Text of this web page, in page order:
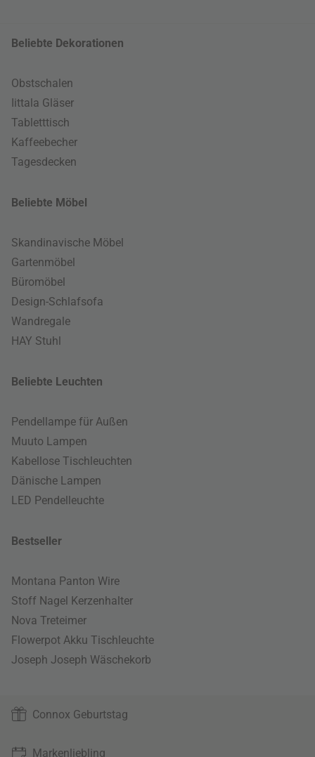
Beliebte Dekorationen
Obstschalen
Iittala Gläser
Tabletttisch
Kaffeebecher
Tagesdecken
Beliebte Möbel
Skandinavische Möbel
Gartenmöbel
Büromöbel
Design-Schlafsofa
Wandregale
HAY Stuhl
Beliebte Leuchten
Pendellampe für Außen
Muuto Lampen
Kabellose Tischleuchten
Dänische Lampen
LED Pendelleuchte
Bestseller
Montana Panton Wire
Stoff Nagel Kerzenhalter
Nova Treteimer
Flowerpot Akku Tischleuchte
Joseph Joseph Wäschekorb
Connox Geburtstag
Markenliebling